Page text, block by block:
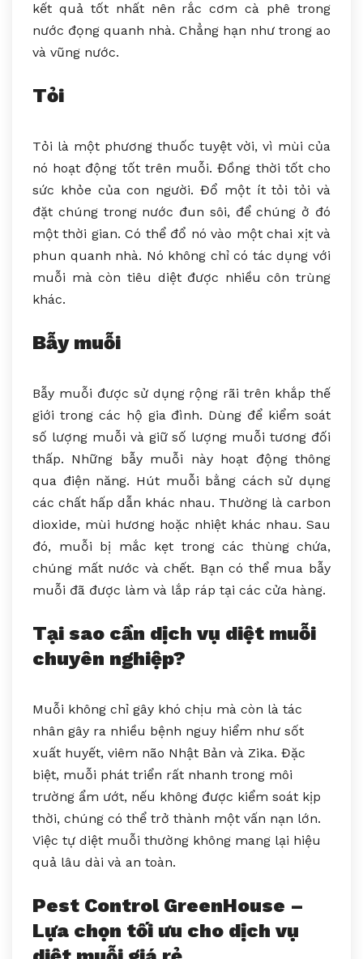
kết quả tốt nhất nên rắc cơm cà phê trong
nước đọng quanh nhà. Chẳng hạn như trong ao
và vũng nước.
Tỏi
Tỏi là một phương thuốc tuyệt vời, vì mùi của
nó hoạt động tốt trên muỗi. Đồng thời tốt cho
sức khỏe của con người. Đổ một ít tỏi tỏi và
đặt chúng trong nước đun sôi, để chúng ở đó
một thời gian. Có thể đổ nó vào một chai xịt và
phun quanh nhà. Nó không chỉ có tác dụng với
muỗi mà còn tiêu diệt được nhiều côn trùng
khác.
Bẫy muỗi
Bẫy muỗi được sử dụng rộng rãi trên khắp thế
giới trong các hộ gia đình. Dùng để kiểm soát
số lượng muỗi và giữ số lượng muỗi tương đối
thấp. Những bẫy muỗi này hoạt động thông
qua điện năng. Hút muỗi bằng cách sử dụng
các chất hấp dẫn khác nhau. Thường là carbon
dioxide, mùi hương hoặc nhiệt khác nhau. Sau
đó, muỗi bị mắc kẹt trong các thùng chứa,
chúng mất nước và chết. Bạn có thể mua bẫy
muỗi đã được làm và lắp ráp tại các cửa hàng.
Tại sao cần dịch vụ diệt muỗi
chuyên nghiệp?
Muỗi không chỉ gây khó chịu mà còn là tác
nhân gây ra nhiều bệnh nguy hiểm như sốt
xuất huyết, viêm não Nhật Bản và Zika. Đặc
biệt, muỗi phát triển rất nhanh trong môi
trường ẩm ướt, nếu không được kiểm soát kịp
thời, chúng có thể trở thành một vấn nạn lớn.
Việc tự diệt muỗi thường không mang lại hiệu
quả lâu dài và an toàn.
Pest Control GreenHouse –
Lựa chọn tối ưu cho dịch vụ